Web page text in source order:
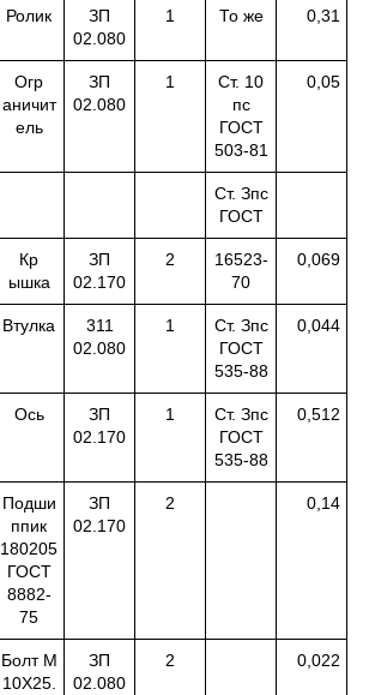
Ролик
ЗП
02.080
1 То же 0,31
Огр
аничит
ель
ЗП
02.080
1
Ст. 10
пс
ГОСТ
503-81
0,05
Ст. Зпс
ГОСТ
Кр
ышка
ЗП
02.170
2
16523-
70
0,069
Втулка
311
02.080
1
Ст. Зпс
ГОСТ
535-88
0,044
Ось
ЗП
02.170
1
Ст. Зпс
ГОСТ
535-88
0,512
Подши
ппик
180205
ГОСТ
8882-
75
ЗП
02.170
2 0,14
Болт М
10Х25.
ЗП
02.080
2 0,022